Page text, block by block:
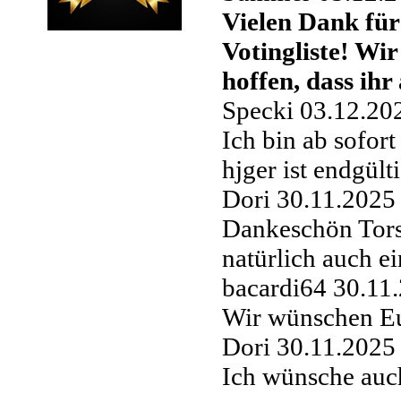
Vielen Dank für
Votingliste! Wir
hoffen, dass
Specki
Ich bin ab
hjger ist
Dori
Dankeschön
natürlich auch
bacardi64
Wir wünschen
Dori
Ich wünsche